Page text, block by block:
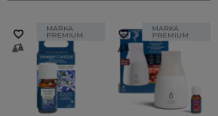
MARKA
PREMIUM
favorite_border
favorite_border MARKA
PREMIUM
favorite_border
favorite_border